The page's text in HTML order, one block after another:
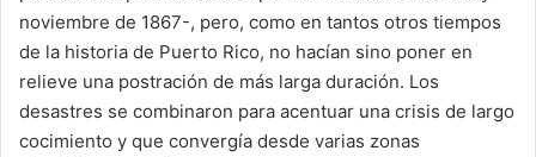
noviembre de 1867-, pero, como en tantos otros tiempos
de la historia de Puerto Rico, no hacían sino poner en
relieve una postración de más larga duración. Los
desastres se combinaron para acentuar una crisis de largo
cocimiento y que convergía desde varias zonas